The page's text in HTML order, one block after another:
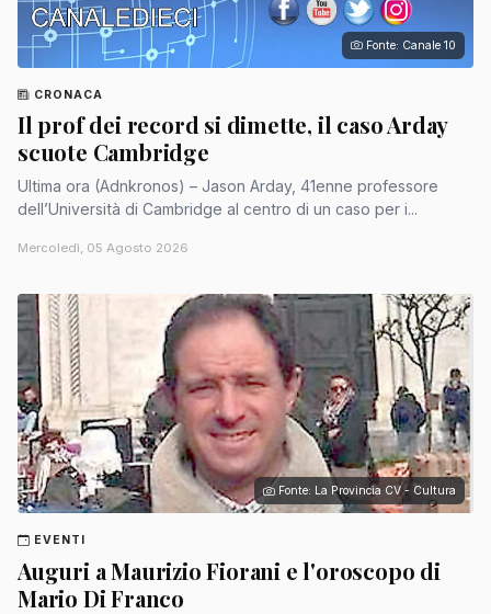
Fonte: Canale 10
CRONACA
Il prof dei record si dimette, il caso Arday
scuote Cambridge
Ultima ora (Adnkronos) – Jason Arday, 41enne professore
dell’Università di Cambridge al centro di un caso per i...
Mercoledì, 05 Agosto 2026
Fonte: La Provincia CV - Cultura
EVENTI
Auguri a Maurizio Fiorani e l'oroscopo di
Mario Di Franco